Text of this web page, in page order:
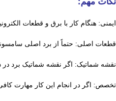
ایمنی: هنگام کار با برق و قطعات
قطعات اصلی: حتماً از برد اصلی
نقشه شماتیک: اگر نقشه شماتیک برد در
تخصص: اگر در انجام این کار مهارت